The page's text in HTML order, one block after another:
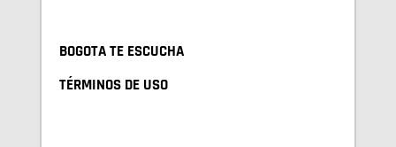
BOGOTA TE ESCUCHA
TÉRMINOS DE USO